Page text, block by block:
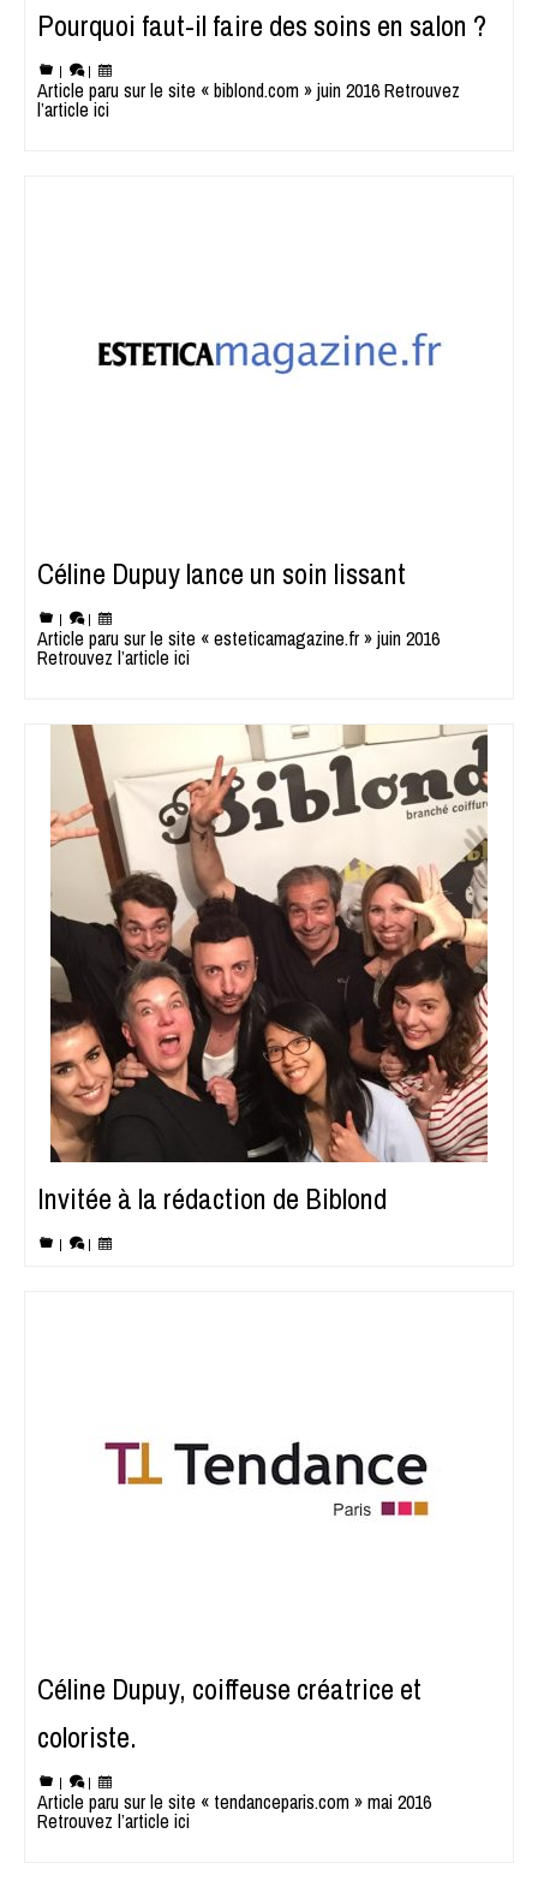
Pourquoi faut-il faire des soins en salon ?
| |
Article paru sur le site « biblond.com » juin 2016 Retrouvez
l’article ici
Céline Dupuy lance un soin lissant
| |
Article paru sur le site « esteticamagazine.fr » juin 2016
Retrouvez l’article ici
Invitée à la rédaction de Biblond
| |
Céline Dupuy, coiffeuse créatrice et
coloriste.
| |
Article paru sur le site « tendanceparis.com » mai 2016
Retrouvez l’article ici